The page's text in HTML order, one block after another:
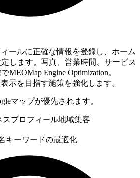
ールに正確な情報を登録し、ホーム
します。写真、営業時間、サービス
でMEOMap Engine Optimization。
示を目指す施策を強化します。
マップが優先されます。
スプロフィール地域集客
キーワードの最適化